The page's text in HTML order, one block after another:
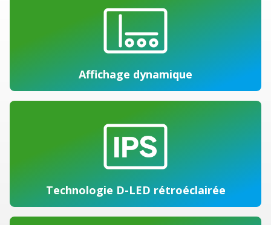
Affichage dynamique
Technologie D-LED rétroéclairée